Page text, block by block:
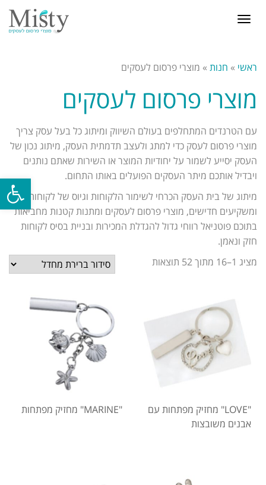
פתח
תפריט
ראשי » חנות » מוצרי פרסום לעסקים
מוצרי פרסום לעסקים
עם הטרנדים המתחלפים בעולם השיווק ומיתוג כל בעל עסק צריך
מוצרי פרסום לעסק כדי למתג ולעצב תדמתית העסק, מיתוג נכון של
העסק יסייע לשמור על יחודיות המוצר או השירות שאתם נותנים
ויבדיל אותכם מיתר העסקים הפועלים באותו התחום.
מיתוג של בית העסק הכרחי לשימור הלקוחות וגיוס של לקוחות
ומשקיעים חדישים, מוצרי פרסום לעסקים ומתנות קטנות מחביאות
בתוכם פוטניאל רווחי גדול להגדלת המכירות ובניית בסיס לקוחות
חזק ונאמן.
מציג 1–16 מתוך 52 תוצאות
"LOVE" מחזיק מפתחות עם
אבנים משובצות
"MARINE" מחזיק מפתחות